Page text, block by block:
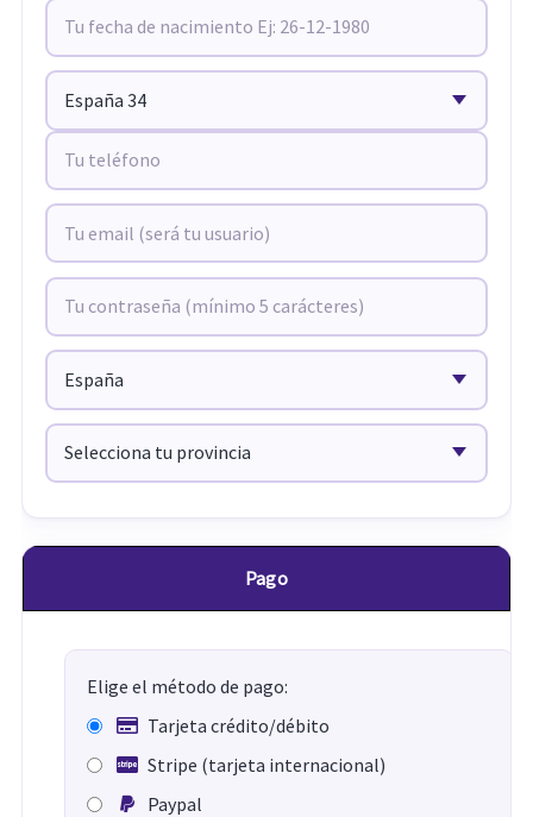
Pago
Elige el método de pago:
Tarjeta crédito/débito
Stripe (tarjeta internacional)
Paypal